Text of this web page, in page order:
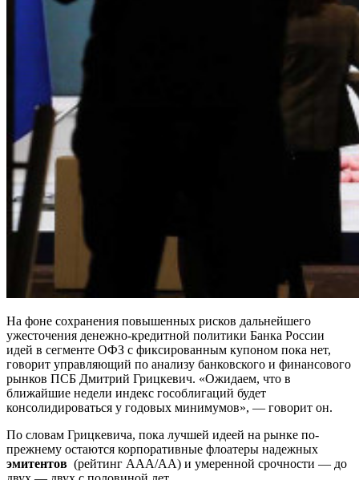
На фоне сохранения повышенных рисков дальнейшего
ужесточения денежно-кредитной политики Банка России
идей в сегменте ОФЗ с фиксированным купоном пока нет,
говорит управляющий по анализу банковского и финансового
рынков ПСБ Дмитрий Грицкевич. «Ожидаем, что в
ближайшие недели индекс гособлигаций будет
консолидироваться у годовых минимумов», — говорит он.
По словам Грицкевича, пока лучшей идеей на рынке по-
прежнему остаются корпоративные флоатеры надежных
эмитентов (рейтинг ААА/АА) и умеренной срочности — до